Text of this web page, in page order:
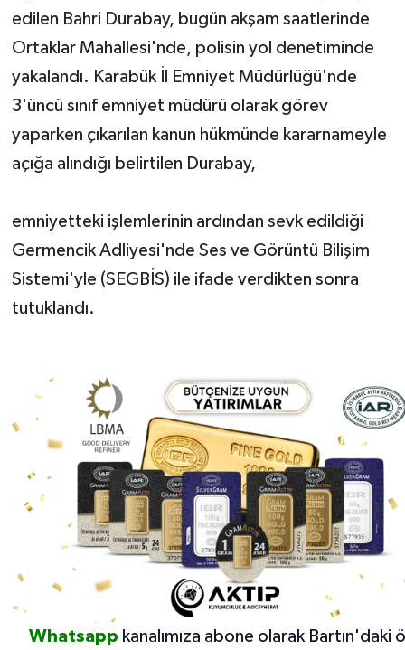
edilen Bahri Durabay, bugün akşam saatlerinde
Ortaklar Mahallesi'nde, polisin yol denetiminde
yakalandı. Karabük İl Emniyet Müdürlüğü'nde
3'üncü sınıf emniyet müdürü olarak görev
yaparken çıkarılan kanun hükmünde kararnameyle
açığa alındığı belirtilen Durabay,
emniyetteki işlemlerinin ardından sevk edildiği
Germencik Adliyesi'nde Ses ve Görüntü Bilişim
Sistemi'yle (SEGBİS) ile ifade verdikten sonra
tutuklandı.
Whatsapp kanalımıza abone olarak Bartın'daki